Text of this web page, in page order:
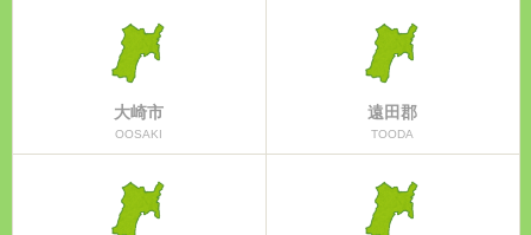
大崎市
OOSAKI
遠田郡
TOODA